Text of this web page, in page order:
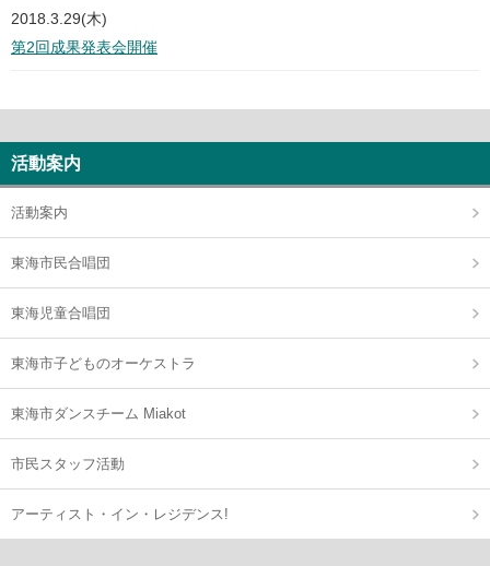
2018.3.29(木)
第2回成果発表会開催
活動案内
活動案内
東海市民合唱団
東海児童合唱団
東海市子どものオーケストラ
東海市ダンスチーム Miakot
市民スタッフ活動
アーティスト・イン・レジデンス!